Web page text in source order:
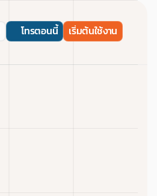
โทรตอนนี้ เริ่มต้นใช้งาน